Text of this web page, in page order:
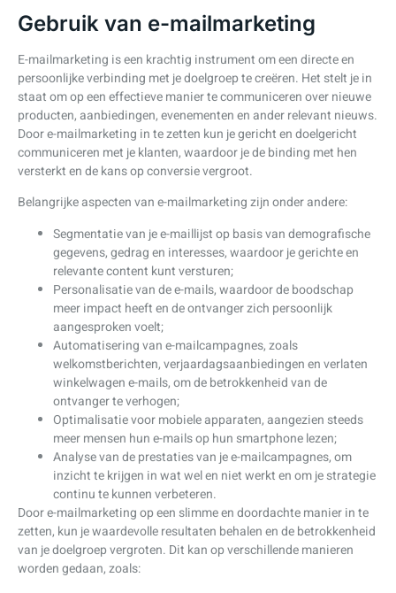
Gebruik van e-mailmarketing
E-mailmarketing is een krachtig instrument om een directe en
persoonlijke verbinding met je doelgroep te creëren. Het stelt je in
staat om op een effectieve manier te communiceren over nieuwe
producten, aanbiedingen, evenementen en ander relevant nieuws.
Door e-mailmarketing in te zetten kun je gericht en doelgericht
communiceren met je klanten, waardoor je de binding met hen
versterkt en de kans op conversie vergroot.
Belangrijke aspecten van e-mailmarketing zijn onder andere:
Segmentatie van je e-maillijst op basis van demografische
gegevens, gedrag en interesses, waardoor je gerichte en
relevante content kunt versturen;
Personalisatie van de e-mails, waardoor de boodschap
meer impact heeft en de ontvanger zich persoonlijk
aangesproken voelt;
Automatisering van e-mailcampagnes, zoals
welkomstberichten, verjaardagsaanbiedingen en verlaten
winkelwagen e-mails, om de betrokkenheid van de
ontvanger te verhogen;
Optimalisatie voor mobiele apparaten, aangezien steeds
meer mensen hun e-mails op hun smartphone lezen;
Analyse van de prestaties van je e-mailcampagnes, om
inzicht te krijgen in wat wel en niet werkt en om je strategie
continu te kunnen verbeteren.
Door e-mailmarketing op een slimme en doordachte manier in te
zetten, kun je waardevolle resultaten behalen en de betrokkenheid
van je doelgroep vergroten. Dit kan op verschillende manieren
worden gedaan, zoals: